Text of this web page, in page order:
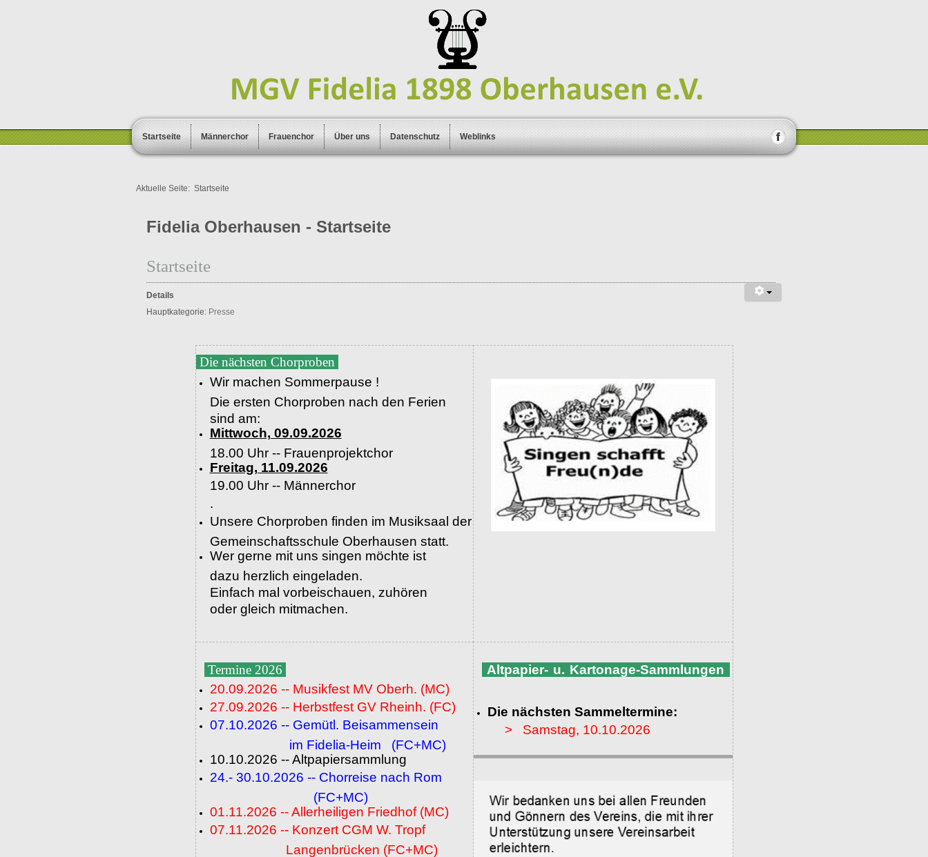
Startseite Männerchor Frauenchor Über uns Datenschutz Weblinks
Aktuelle Seite: Startseite
Fidelia Oberhausen - Startseite
Startseite
Details
Hauptkategorie: Presse
Die nächsten Chorproben
Wir machen Sommerpause !
Die ersten Chorproben nach den Ferien
sind am:
Mittwoch, 09.09.2026
18.00 Uhr -- Frauenprojektchor
Freitag, 11.09.2026
19.00 Uhr -- Männerchor
.
Unsere Chorproben finden im Musiksaal der
Gemeinschaftsschule Oberhausen statt.
Wer gerne mit uns singen möchte ist
dazu herzlich eingeladen.
Einfach mal vorbeischauen, zuhören
oder gleich mitmachen.
Termine 2026
20.09.2026 -- Musikfest MV Oberh. (MC)
27.09.2026 -- Herbstfest GV Rheinh. (FC)
07.10.2026 -- Gemütl. Beisammensein
im Fidelia-Heim (FC+MC)
10.10.2026 -- Altpapiersammlung
24.- 30.10.2026 -- Chorreise nach Rom
(FC+MC)
01.11.2026 -- Allerheiligen Friedhof (MC)
07.11.2026 -- Konzert CGM W. Tropf
Langenbrücken (FC+MC)
Altpapier- u. Kartonage-Sammlungen
Die nächsten Sammeltermine:
> Samstag, 10.10.2026